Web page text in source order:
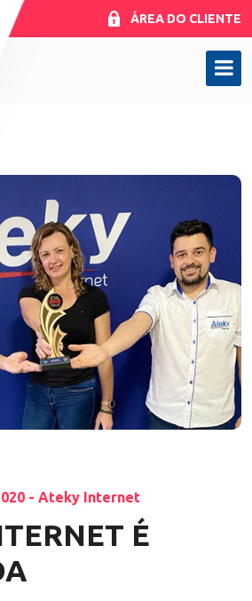
ÁREA DO CLIENTE
- Ateky Internet
É